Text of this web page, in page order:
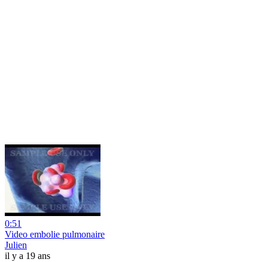
0:51
Video embolie pulmonaire
Julien
il y a 19 ans